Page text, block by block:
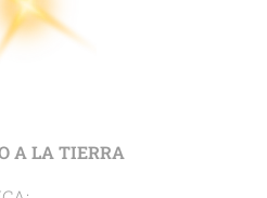
A LA TIERRA